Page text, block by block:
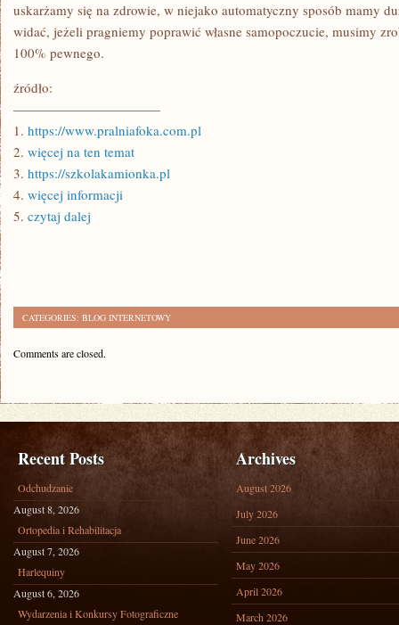
uskarżamy się na zdrowie, w niejako automatyczny sposób mamy
widać, jeżeli pragniemy poprawić własne samopoczucie, musimy
100% pewnego.
źródło:
———————————
1. https://www.pralniafoka.com.pl
2. więcej na ten temat
3. https://szkolakamionka.pl
4. więcej informacji
5. czytaj dalej
CATEGORIES: BLOG INTERNETOWY
Comments are closed.
Recent Posts
Odchudzanie
August 8, 2026
Ortopedia i Rehabilitacja
August 7, 2026
Harlequiny
August 6, 2026
Wydarzenia i Konkursy Fotograficzne
Archives
August 2026
July 2026
June 2026
May 2026
April 2026
March 2026